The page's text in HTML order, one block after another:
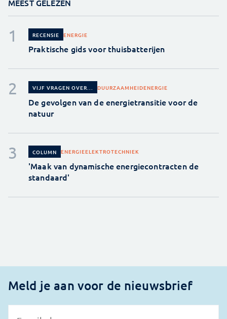
MEEST GELEZEN
RECENSIE ENERGIE
Praktische gids voor thuisbatterijen
VIJF VRAGEN OVER... DUURZAAMHEIDENERGIE
De gevolgen van de energietransitie voor de
natuur
COLUMN ENERGIEELEKTROTECHNIEK
'Maak van dynamische energiecontracten de
standaard'
Meld je aan voor de nieuwsbrief